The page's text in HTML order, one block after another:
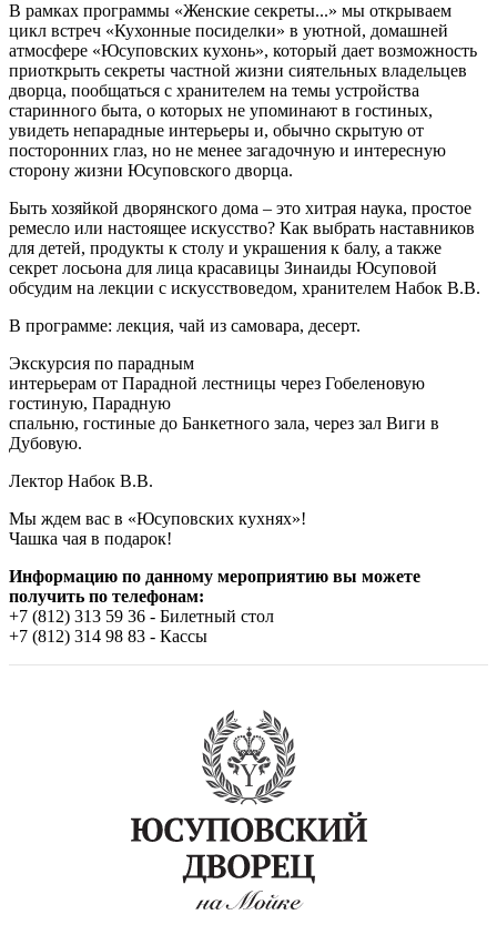
В рамках программы «Женские секреты...» мы открываем
цикл встреч «Кухонные посиделки» в уютной, домашней
атмосфере «Юсуповских кухонь», который дает возможность
приоткрыть секреты частной жизни сиятельных владельцев
дворца, пообщаться с хранителем на темы устройства
старинного быта, о которых не упоминают в гостиных,
увидеть непарадные интерьеры и, обычно скрытую от
посторонних глаз, но не менее загадочную и интересную
сторону жизни Юсуповского дворца.
Быть хозяйкой дворянского дома – это хитрая наука, простое
ремесло или настоящее искусство? Как выбрать наставников
для детей, продукты к столу и украшения к балу, а также
секрет лосьона для лица красавицы Зинаиды Юсуповой
обсудим на лекции с искусствоведом, хранителем Набок В.В.
В программе: лекция, чай из самовара, десерт.
Экскурсия по парадным
интерьерам от Парадной лестницы через Гобеленовую
гостиную, Парадную
спальню, гостиные до Банкетного зала, через зал Виги в
Дубовую.
Лектор Набок В.В.
Мы ждем вас в «Юсуповских кухнях»!
Чашка чая в подарок!
Информацию по данному мероприятию вы можете
получить по телефонам:
+7 (812) 313 59 36 - Билетный стол
+7 (812) 314 98 83 - Кассы